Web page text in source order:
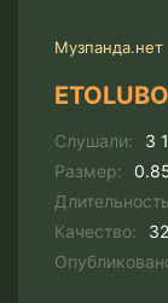
Музпанда.нет
Слушали:
3
Размер:
Качество: